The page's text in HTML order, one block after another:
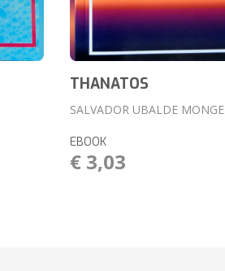
THANATOS
SALVADOR UBALDE MONGE
EBOOK
€ 3,03